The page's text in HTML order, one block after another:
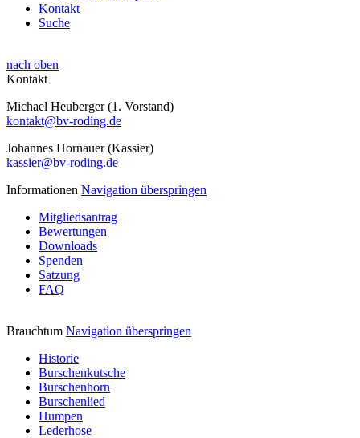
Kontakt
Suche
nach oben
Kontakt
Michael Heuberger (1. Vorstand)
kontakt@bv-roding.de
Johannes Hornauer (Kassier)
kassier@bv-roding.de
Informationen Navigation überspringen
Mitgliedsantrag
Bewertungen
Downloads
Spenden
Satzung
FAQ
Brauchtum Navigation überspringen
Historie
Burschenkutsche
Burschenhorn
Burschenlied
Humpen
Lederhose